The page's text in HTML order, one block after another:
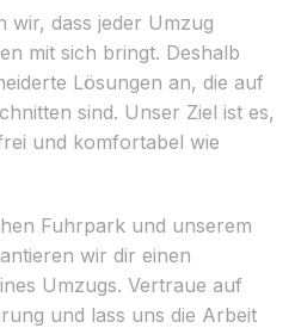
wir, dass jeder Umzug
mit sich bringt. Deshalb
Lösungen an, die auf
sind. Unser Ziel ist es,
und komfortabel wie
Fuhrpark und unserem
wir dir einen
Umzugs. Vertraue auf
und lass uns die Arbeit